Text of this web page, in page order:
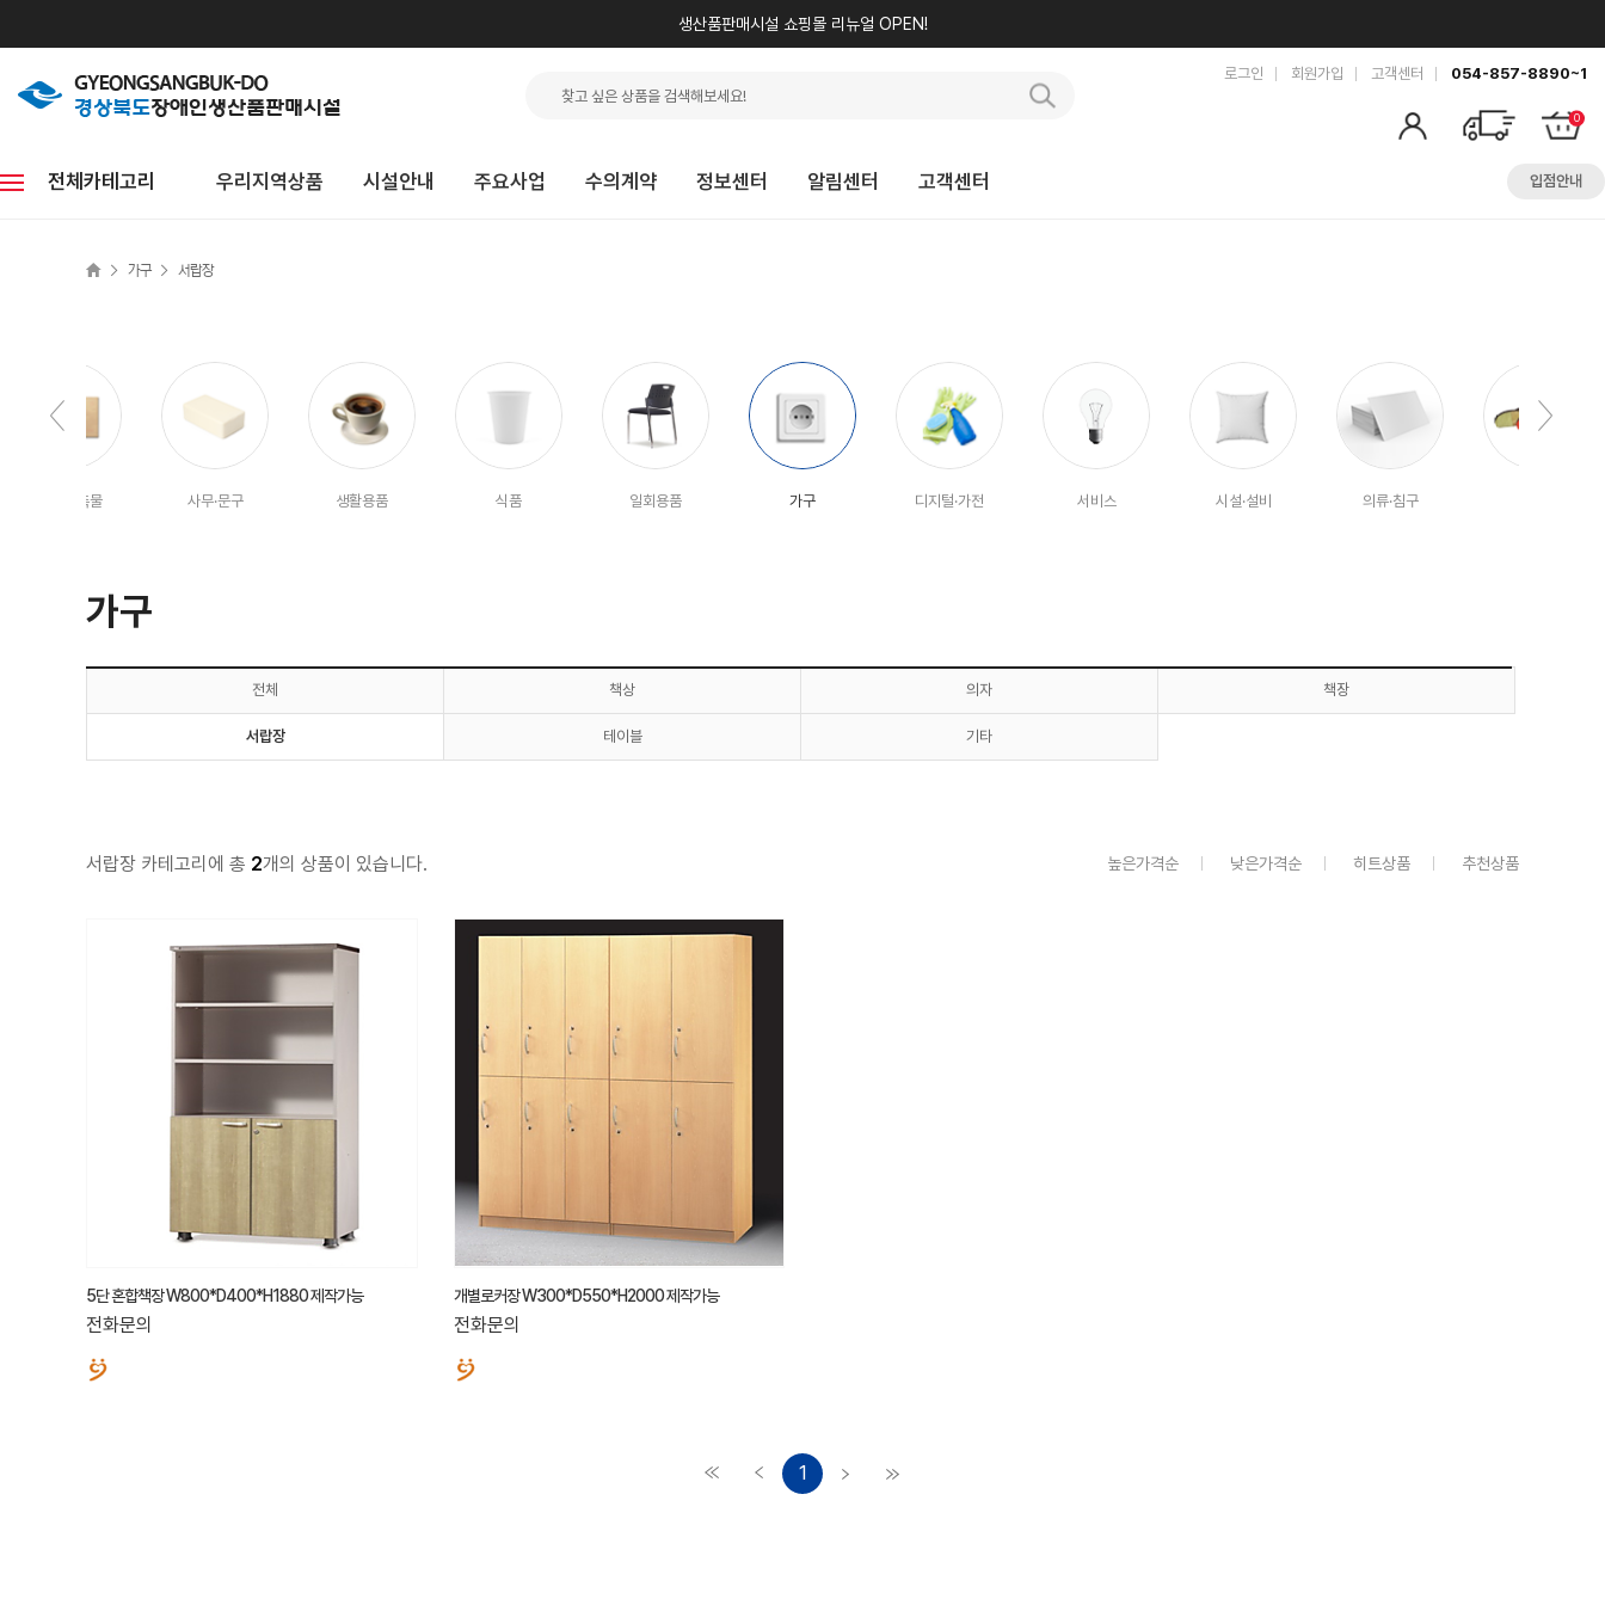
생산품판매시설 쇼핑몰 리뉴얼 OPEN!
로그인 회원가입 고객센터 054-857-8890~1
0
전체카테고리 우리지역상품 시설안내 주요사업 수의계약 정보센터 알림센터 고객센터 입점안내
> 가구 > 서랍장
홍보·판촉물 사무·문구 생활용품 식품 일회용품 가구 디지털·가전 서비스 시설·설비 의류·침구
가구
전체 책상 의자 책장
서랍장 테이블 기타
서랍장 카테고리에 총 2개의 상품이 있습니다. 높은가격순 낮은가격순 히트상품 추천상품
5단 혼합책장 W800*D400*H1880 제작가능
전화문의
개별로커장 W300*D550*H2000 제작가능
전화문의
1